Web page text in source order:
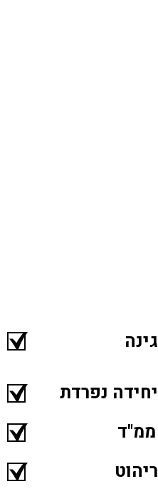
גינה
יחידה נפרדת
ממ"ד
ריהוט